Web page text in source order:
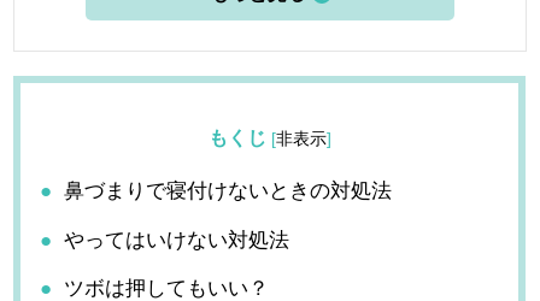
2012年 横浜市内のクリニックの副院長として勤務
2017年 「なごみクリニック」の院長として勤務
もくじ [非表示]
鼻づまりで寝付けないときの対処法
やってはいけない対処法
ツボは押してもいい？